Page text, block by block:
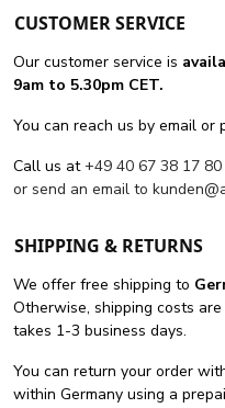
CUSTOMER SERVICE
Our customer service is
9am to 5.30pm CET.
You can reach us by email or
Call us at+49 40 67 38 17 80
or send an email to
SHIPPING & RETURNS
We offer free shipping to
Otherwise, shipping costs are
takes 1-3 business days.
You can return your order
within Germany using a